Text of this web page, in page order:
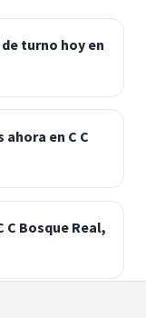
turno hoy en
en C C
C Bosque Real,